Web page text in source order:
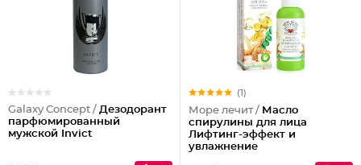
Galaxy Concept / Дезодорант
парфюмированный
мужской Invict
(1)
Море лечит / Масло
спирулины для лица
Лифтинг-эффект и
увлажнение